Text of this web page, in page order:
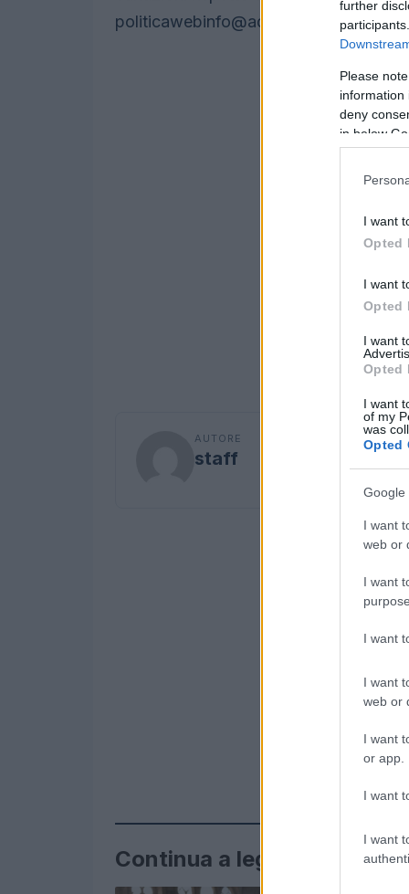
further
Please
information
deny
in below
I want
Opted
I want
Opted
I want
Opted
I want
of my
was
Opted
Google
I want
web or
I want
I want
I want
web or
I want
or app.
I want
I want
politicawebinfo@adnkronos.com
AUTORE
staff
Continua a leggere